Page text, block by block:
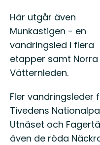
Här utgår även
Munkastigen - en
vandringsled i flera
etapper samt Norra
Vätternleden.
Fler vandringsleder
Tivedens
Utnäset och
även de röda